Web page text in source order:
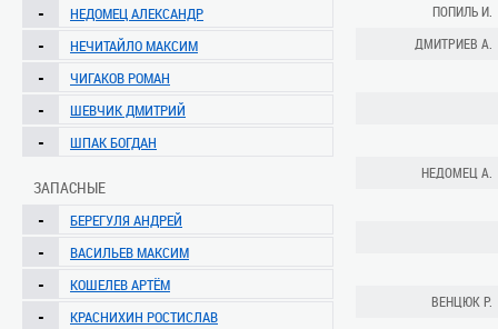
- НЕДОМЕЦ АЛЕКСАНДР
- НЕЧИТАЙЛО МАКСИМ
- ЧИГАКОВ РОМАН
- ШЕВЧИК ДМИТРИЙ
- ШПАК БОГДАН
ЗАПАСНЫЕ
- БЕРЕГУЛЯ АНДРЕЙ
- ВАСИЛЬЕВ МАКСИМ
- КОШЕЛЕВ АРТЁМ
- КРАСНИХИН РОСТИСЛАВ
ПОПИЛЬ И.
ДМИТРИЕВ А.
НЕДОМЕЦ А.
ВЕНЦЮК Р.